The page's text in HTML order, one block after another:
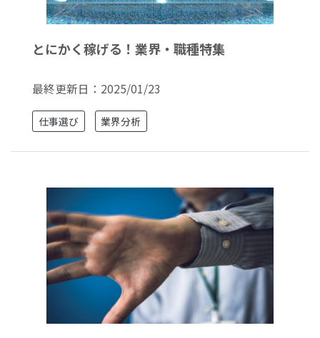
とにかく稼げる！業界・職種特集
最終更新日： 2025/01/23
仕事選び 業界分析